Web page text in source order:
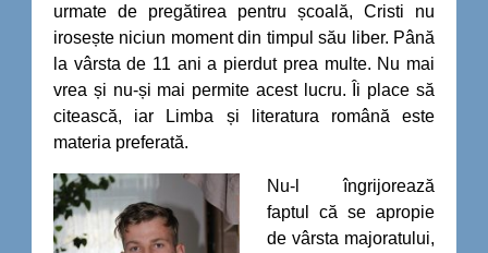
urmate de pregătirea pentru școală, Cristi nu
irosește niciun moment din timpul său liber. Până
la vârsta de 11 ani a pierdut prea multe. Nu mai
vrea și nu-și mai permite acest lucru. Îi place să
citească, iar Limba și literatura română este
materia preferată.
Nu-l îngrijorează
faptul că se apropie
de vârsta majoratului,